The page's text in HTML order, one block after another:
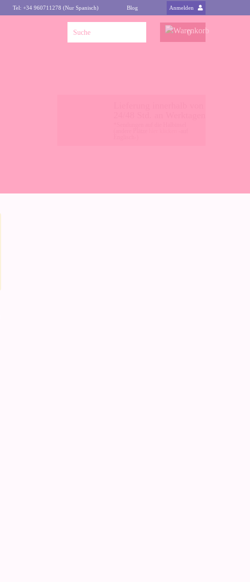
Tel: +34 960711278 (Nur Spanisch) Blog Anmelden
0